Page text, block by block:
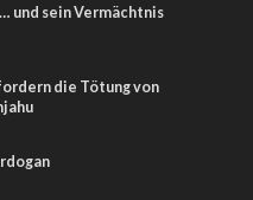
und sein Vermächtnis
die Tötung von